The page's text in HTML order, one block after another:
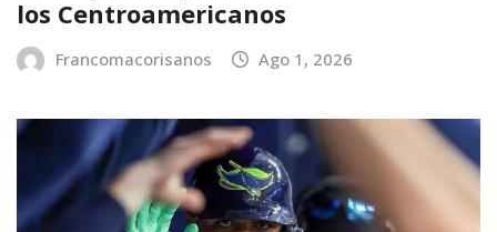
los Centroamericanos
Francomacorisanos Ago 1, 2026